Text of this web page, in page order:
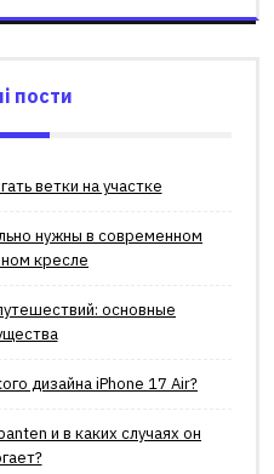
пости
ветки на участке
нужны в современном
кресле
основные
дизайна iPhone 17 Air?
и в каких случаях он